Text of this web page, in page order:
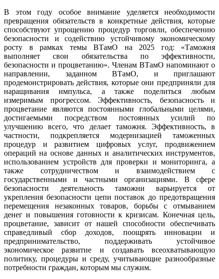
В этом году особое внимание уделяется необходимости
превращения обязательств в конкретные действия, которые
способствуют упрощению процедур торговли, обеспечению
безопасности и содействию устойчивому экономическому
росту в рамках темы ВТамО на 2025 год: «Таможня
выполняет свои обязательства по эффективности,
безопасности и процветанию». Членам ВТамО напоминают о
направлении, заданном ВТамО, и приглашают
продемонстрировать действия, которые они предприняли для
наращивания импульса, а также поделиться любым
измеримым прогрессом. Эффективность, безопасность и
процветание являются постоянными глобальными целями,
достигаемыми посредством постоянных усилий по
улучшению всего, что делает таможня. Эффективность, в
частности, подкрепляется модернизацией таможенных
процедур и развитием цифровых услуг, продвижением
операций на основе данных и аналитических инструментов,
использованием устройств для проверки и мониторинга, а
также сотрудничеством и взаимодействием с
государственными и частными организациями. В сфере
безопасности деятельность таможни варьируется от
укрепления безопасности цепи поставок до предотвращения
перемещения незаконных товаров, борьбы с отмыванием
денег и повышения готовности к кризисам. Конечная цель,
процветание, зависит от нашей способности обеспечивать
справедливый сбор доходов, поощрять инновации и
предпринимательство, поддерживать устойчивое
экономическое развитие и создавать всеохватывающую
политику, процедуры и среду, учитывающие разнообразные
потребности граждан, которым мы служим.